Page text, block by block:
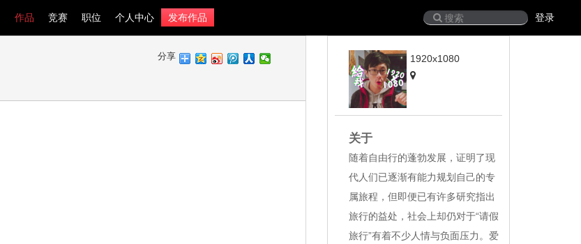
作品 竞赛 职位 个人中心 发布作品 登录
分享 1920x1080
关于
随着自由行的蓬勃发展，证明了现
代人们已逐渐有能力规划自己的专
属旅程，但即便已有许多研究指出
旅行的益处，社会上却仍对于“请假
旅行”有着不少人情与负面压力。爱